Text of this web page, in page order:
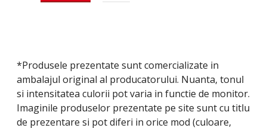
*Produsele prezentate sunt comercializate in
ambalajul original al producatorului. Nuanta, tonul
si intensitatea culorii pot varia in functie de monitor.
Imaginile produselor prezentate pe site sunt cu titlu
de prezentare si pot diferi in orice mod (culoare,